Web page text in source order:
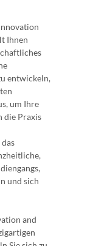
Ihnen
entwickeln,
um Ihre
die Praxis
und sich
and